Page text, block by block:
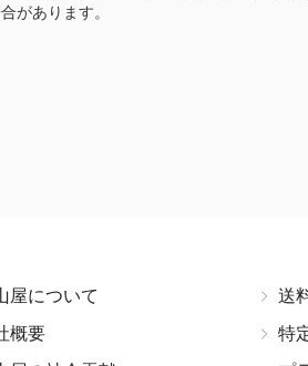
があります。
屋について
概要
送
特